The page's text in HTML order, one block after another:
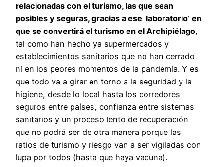
relacionadas con el turismo, las que sean
posibles y seguras, gracias a ese ‘laboratorio’ en
que se convertirá el turismo en el Archipiélago,
tal como han hecho ya supermercados y
establecimientos sanitarios que no han cerrado
ni en los peores momentos de la pandemia. Y es
que todo va a girar en torno a la seguridad y la
higiene, desde lo local hasta los corredores
seguros entre países, confianza entre sistemas
sanitarios y un proceso lento de recuperación
que no podrá ser de otra manera porque las
ratios de turismo y riesgo van a ser vigiladas con
lupa por todos (hasta que haya vacuna).